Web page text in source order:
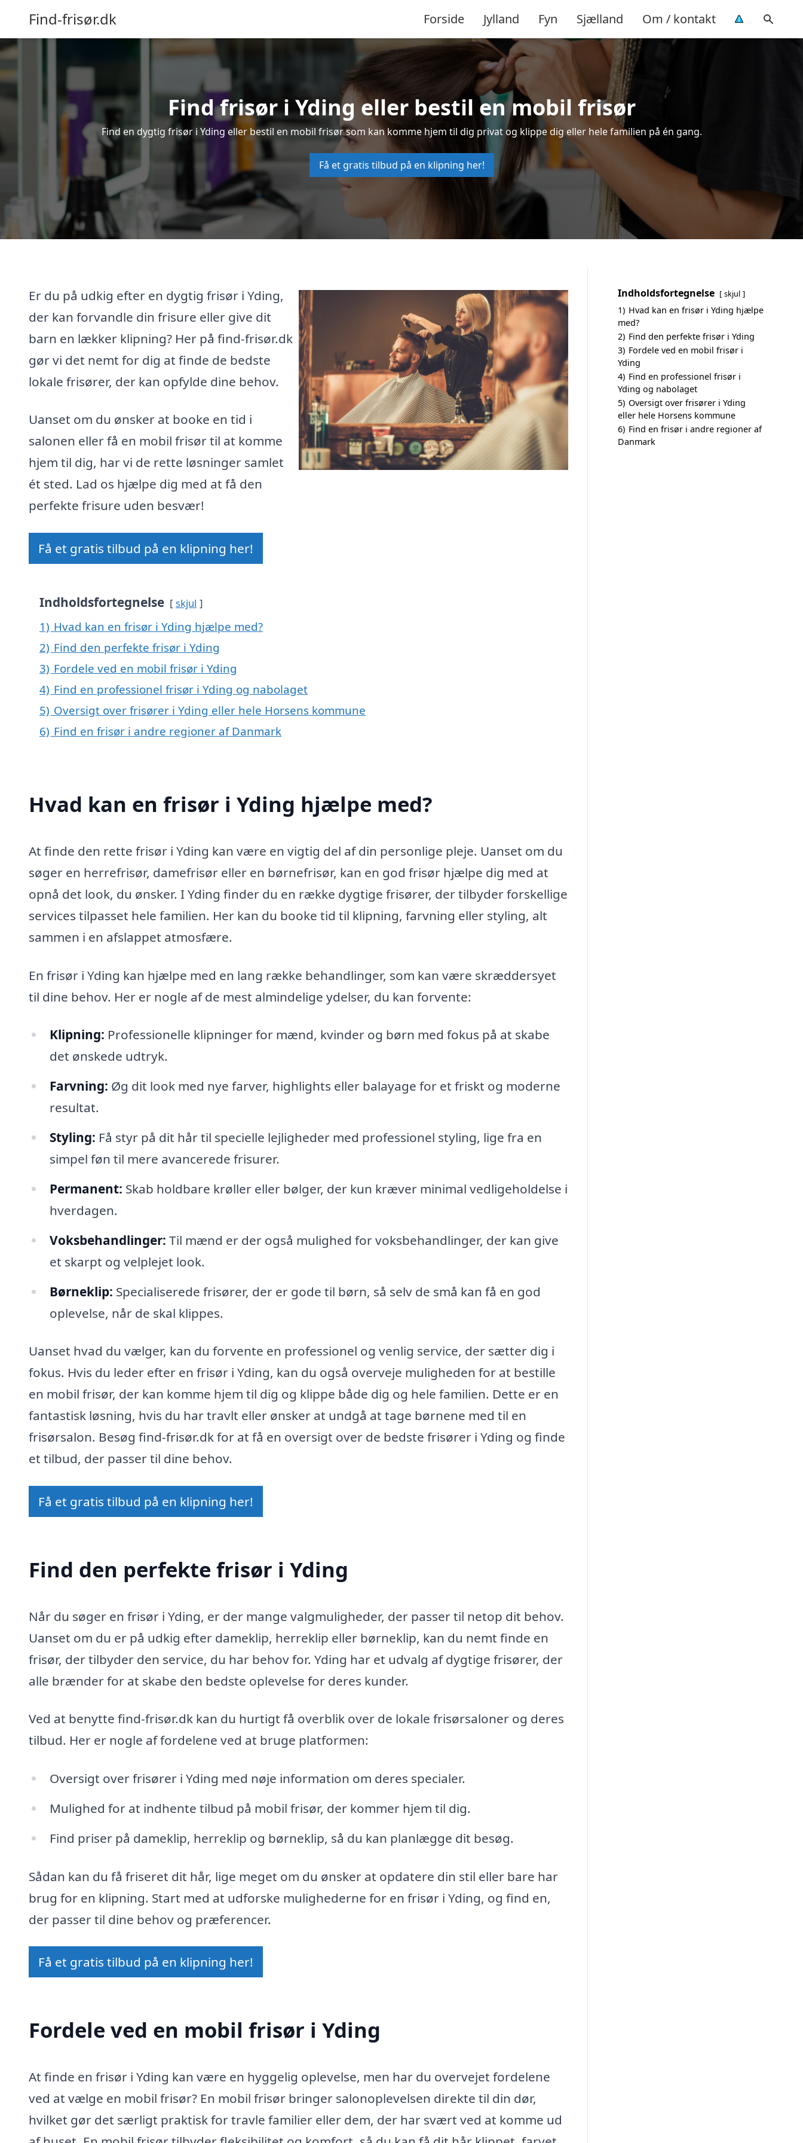
Find-frisør.dk Forside Jylland Fyn Sjælland Om / kontakt
Find frisør i Yding eller bestil en mobil frisør
Find en dygtig frisør i Yding eller bestil en mobil frisør som kan komme hjem til dig privat og klippe dig eller hele familien på én gang.
Få et gratis tilbud på en klipning her!
Er du på udkig efter en dygtig frisør i Yding,
der kan forvandle din frisure eller give dit
barn en lækker klipning? Her på find-frisør.dk
gør vi det nemt for dig at finde de bedste
lokale frisører, der kan opfylde dine behov.
Uanset om du ønsker at booke en tid i
salonen eller få en mobil frisør til at komme
hjem til dig, har vi de rette løsninger samlet
ét sted. Lad os hjælpe dig med at få den
perfekte frisure uden besvær!
Få et gratis tilbud på en klipning her!
Indholdsfortegnelse skjul
1) Hvad kan en frisør i Yding hjælpe med?
2) Find den perfekte frisør i Yding
3) Fordele ved en mobil frisør i Yding
4) Find en professionel frisør i Yding og nabolaget
5) Oversigt over frisører i Yding eller hele Horsens kommune
6) Find en frisør i andre regioner af Danmark
Hvad kan en frisør i Yding hjælpe med?
At finde den rette frisør i Yding kan være en vigtig del af din personlige pleje. Uanset om du
søger en herrefrisør, damefrisør eller en børnefrisør, kan en god frisør hjælpe dig med at
opnå det look, du ønsker. I Yding finder du en række dygtige frisører, der tilbyder forskellige
services tilpasset hele familien. Her kan du booke tid til klipning, farvning eller styling, alt
sammen i en afslappet atmosfære.
En frisør i Yding kan hjælpe med en lang række behandlinger, som kan være skræddersyet
til dine behov. Her er nogle af de mest almindelige ydelser, du kan forvente:
Klipning: Professionelle klipninger for mænd, kvinder og børn med fokus på at skabe
det ønskede udtryk.
Farvning: Øg dit look med nye farver, highlights eller balayage for et friskt og moderne
resultat.
Styling: Få styr på dit hår til specielle lejligheder med professionel styling, lige fra en
simpel føn til mere avancerede frisurer.
Permanent: Skab holdbare krøller eller bølger, der kun kræver minimal vedligeholdelse i
hverdagen.
Voksbehandlinger: Til mænd er der også mulighed for voksbehandlinger, der kan give
et skarpt og velplejet look.
Børneklip: Specialiserede frisører, der er gode til børn, så selv de små kan få en god
oplevelse, når de skal klippes.
Uanset hvad du vælger, kan du forvente en professionel og venlig service, der sætter dig i
fokus. Hvis du leder efter en frisør i Yding, kan du også overveje muligheden for at bestille
en mobil frisør, der kan komme hjem til dig og klippe både dig og hele familien. Dette er en
fantastisk løsning, hvis du har travlt eller ønsker at undgå at tage børnene med til en
frisørsalon. Besøg find-frisør.dk for at få en oversigt over de bedste frisører i Yding og finde
et tilbud, der passer til dine behov.
Få et gratis tilbud på en klipning her!
Find den perfekte frisør i Yding
Når du søger en frisør i Yding, er der mange valgmuligheder, der passer til netop dit behov.
Uanset om du er på udkig efter dameklip, herreklip eller børneklip, kan du nemt finde en
frisør, der tilbyder den service, du har behov for. Yding har et udvalg af dygtige frisører, der
alle brænder for at skabe den bedste oplevelse for deres kunder.
Ved at benytte find-frisør.dk kan du hurtigt få overblik over de lokale frisørsaloner og deres
tilbud. Her er nogle af fordelene ved at bruge platformen:
Oversigt over frisører i Yding med nøje information om deres specialer.
Mulighed for at indhente tilbud på mobil frisør, der kommer hjem til dig.
Find priser på dameklip, herreklip og børneklip, så du kan planlægge dit besøg.
Sådan kan du få friseret dit hår, lige meget om du ønsker at opdatere din stil eller bare har
brug for en klipning. Start med at udforske mulighederne for en frisør i Yding, og find en,
der passer til dine behov og præferencer.
Få et gratis tilbud på en klipning her!
Fordele ved en mobil frisør i Yding
At finde en frisør i Yding kan være en hyggelig oplevelse, men har du overvejet fordelene
ved at vælge en mobil frisør? En mobil frisør bringer salonoplevelsen direkte til din dør,
hvilket gør det særligt praktisk for travle familier eller dem, der har svært ved at komme ud
Indholdsfortegnelse skjul
1) Hvad kan en frisør i Yding hjælpe
med?
2) Find den perfekte frisør i Yding
3) Fordele ved en mobil frisør i
Yding
4) Find en professionel frisør i
Yding og nabolaget
5) Oversigt over frisører i Yding
eller hele Horsens kommune
6) Find en frisør i andre regioner af
Danmark